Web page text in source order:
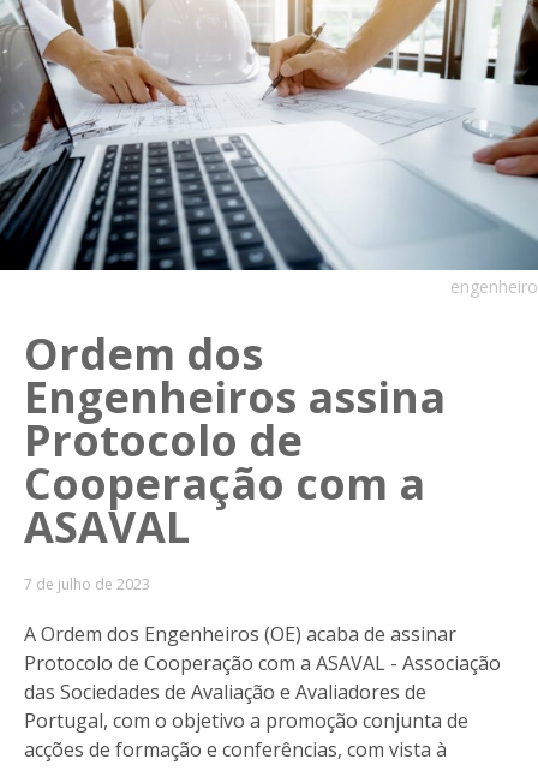
engenheiro
Ordem dos
Engenheiros assina
Protocolo de
Cooperação com a
ASAVAL
7 de julho de 2023
A Ordem dos Engenheiros (OE) acaba de assinar
Protocolo de Cooperação com a ASAVAL - Associação
das Sociedades de Avaliação e Avaliadores de
Portugal, com o objetivo a promoção conjunta de
acções de formação e conferências, com vista à